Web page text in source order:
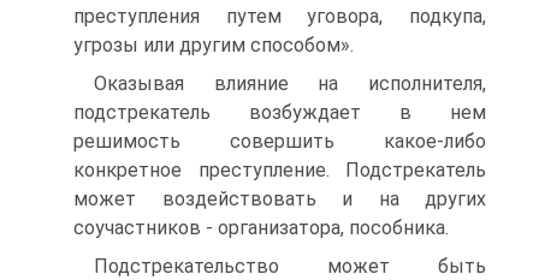
преступления путем уговора, подкупа,
угрозы или другим способом».
Оказывая влияние на исполнителя,
подстрекатель возбуждает в нем
решимость совершить какое-либо
конкретное преступление. Подстрекатель
может воздействовать и на других
соучастников - организатора, пособника.
Подстрекательство может быть